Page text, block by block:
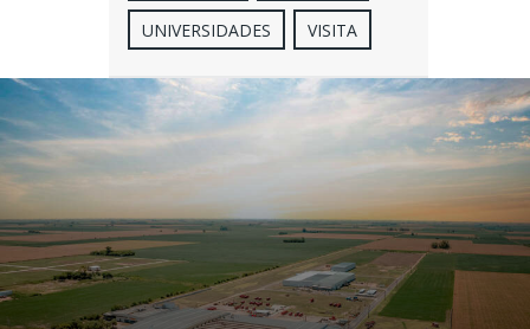
UNIVERSIDADES VISITA